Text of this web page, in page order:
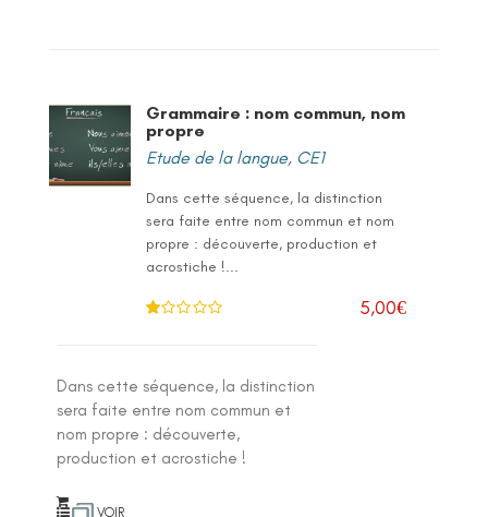
Grammaire : nom commun, nom
propre
Etude de la langue, CE1
Dans cette séquence, la distinction
sera faite entre nom commun et nom
propre : découverte, production et
acrostiche !...
.0
0
su
5,00€
Dans cette séquence, la distinction
sera faite entre nom commun et
nom propre : découverte,
production et acrostiche !
VOIR